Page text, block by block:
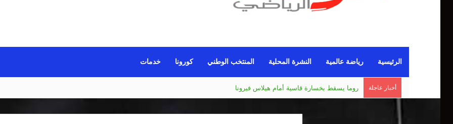
الرئيسية رياضة عالمية النشرة المحلية المنتخب الوطني كورونا خدمات
أخبار عاجلة مانشستر يونايتد يقدم أسوأ نسخة منذ 38 عاما